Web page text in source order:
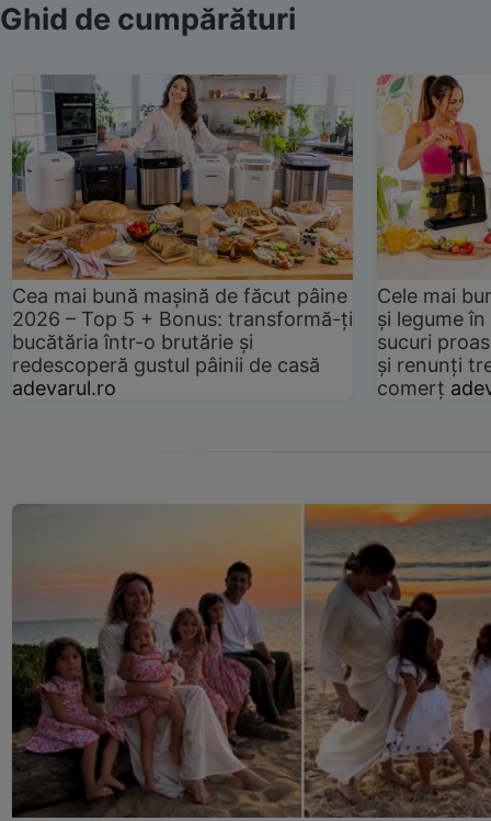
Ghid de cumpărături
Cea mai bună mașină de făcut pâine
2026 – Top 5 + Bonus: transformă-ți
bucătăria într-o brutărie și
redescoperă gustul pâinii de casă
adevarul.ro
Cele mai
și legume
sucuri
și renunți
comerț